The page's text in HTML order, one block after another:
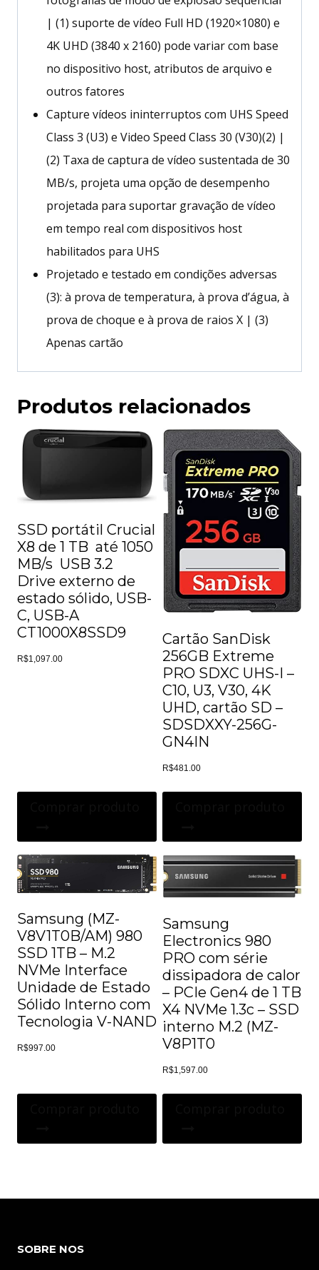
| (1) suporte de vídeo Full HD (1920×1080) e
4K UHD (3840 x 2160) pode variar com base
no dispositivo host, atributos de arquivo e
outros fatores
Capture vídeos ininterruptos com UHS Speed
Class 3 (U3) e Video Speed Class 30 (V30)(2) |
(2) Taxa de captura de vídeo sustentada de 30
MB/s, projeta uma opção de desempenho
projetada para suportar gravação de vídeo
em tempo real com dispositivos host
habilitados para UHS
Projetado e testado em condições adversas
(3): à prova de temperatura, à prova d’água, à
prova de choque e à prova de raios X | (3)
Apenas cartão
Produtos relacionados
SSD portátil Crucial
X8 de 1 TB  até 1050
MB/s  USB 3.2 
Drive externo de
estado sólido, USB-
C, USB-A 
CT1000X8SSD9
R$1,097.00
Cartão SanDisk
256GB Extreme
PRO SDXC UHS-I –
C10, U3, V30, 4K
UHD, cartão SD –
SDSDXXY-256G-
GN4IN
R$481.00
Samsung (MZ-
V8V1T0B/AM) 980
SSD 1TB – M.2
NVMe Interface
Unidade de Estado
Sólido Interno com
Tecnologia V-NAND
R$997.00
Samsung
Electronics 980
PRO com série
dissipadora de calor
– PCIe Gen4 de 1 TB
X4 NVMe 1.3c – SSD
interno M.2 (MZ-
V8P1T0
R$1,597.00
SOBRE NOS